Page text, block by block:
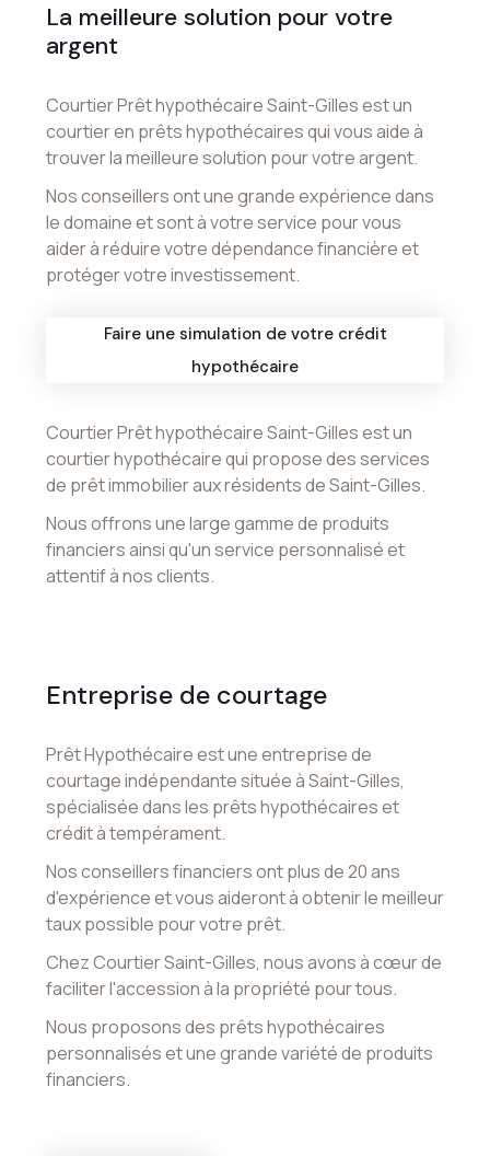
La meilleure solution pour votre
argent
Courtier Prêt hypothécaire Saint-Gilles est un
courtier en prêts hypothécaires qui vous aide à
trouver la meilleure solution pour votre argent.
Nos conseillers ont une grande expérience dans
le domaine et sont à votre service pour vous
aider à réduire votre dépendance financière et
protéger votre investissement.
Faire une simulation de votre crédit
hypothécaire
Courtier Prêt hypothécaire Saint-Gilles est un
courtier hypothécaire qui propose des services
de prêt immobilier aux résidents de Saint-Gilles.
Nous offrons une large gamme de produits
financiers ainsi qu'un service personnalisé et
attentif à nos clients.
Entreprise de courtage
Prêt Hypothécaire est une entreprise de
courtage indépendante située à Saint-Gilles,
spécialisée dans les prêts hypothécaires et
crédit à tempérament.
Nos conseillers financiers ont plus de 20 ans
d'expérience et vous aideront à obtenir le meilleur
taux possible pour votre prêt.
Chez Courtier Saint-Gilles, nous avons à cœur de
faciliter l'accession à la propriété pour tous.
Nous proposons des prêts hypothécaires
personnalisés et une grande variété de produits
financiers.